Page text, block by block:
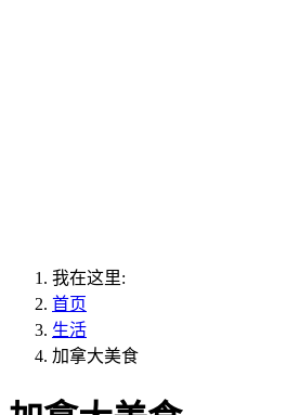
我在这里:
首页
生活
加拿大美食